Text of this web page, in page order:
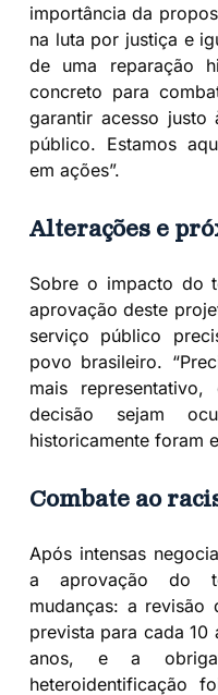
importância da
na luta por justiça e
de uma reparação
concreto para
garantir acesso justo
público. Estamos
em ações”.
Alterações e
Sobre o impacto do
aprovação deste
serviço público
povo brasileiro.
mais
decisão sejam
historicamente foram
Combate ao
Após intensas
a aprovação do
mudanças: a revisão
prevista para cada
anos, e a
heteroidentificação